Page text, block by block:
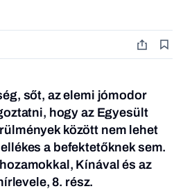
sőt, az elemi jómodor
hogy az Egyesült
között nem lehet
a befektetőknek sem.
Kínával és az
8. rész.